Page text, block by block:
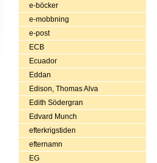
e-böcker
e-mobbning
e-post
ECB
Ecuador
Eddan
Edison, Thomas Alva
Edith Södergran
Edvard Munch
efterkrigstiden
efternamn
EG